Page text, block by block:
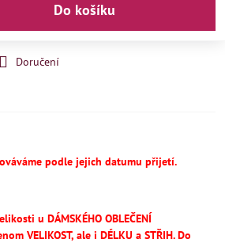
Do košíku
Doručení
podle jejich datumu přijetí.
u DÁMSKÉHO OBLEČENÍ
VELIKOST, ale i DÉLKU a STŘIH.Do